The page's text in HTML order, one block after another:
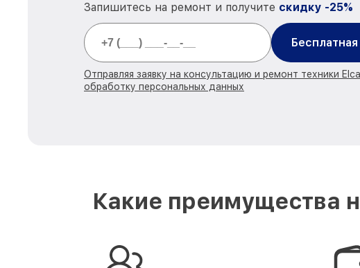
Запишитесь на ремонт и получите скидку -25%
Отправляя заявку на консультацию и ремонт техники
обработку персональных данных
Какие преимущества